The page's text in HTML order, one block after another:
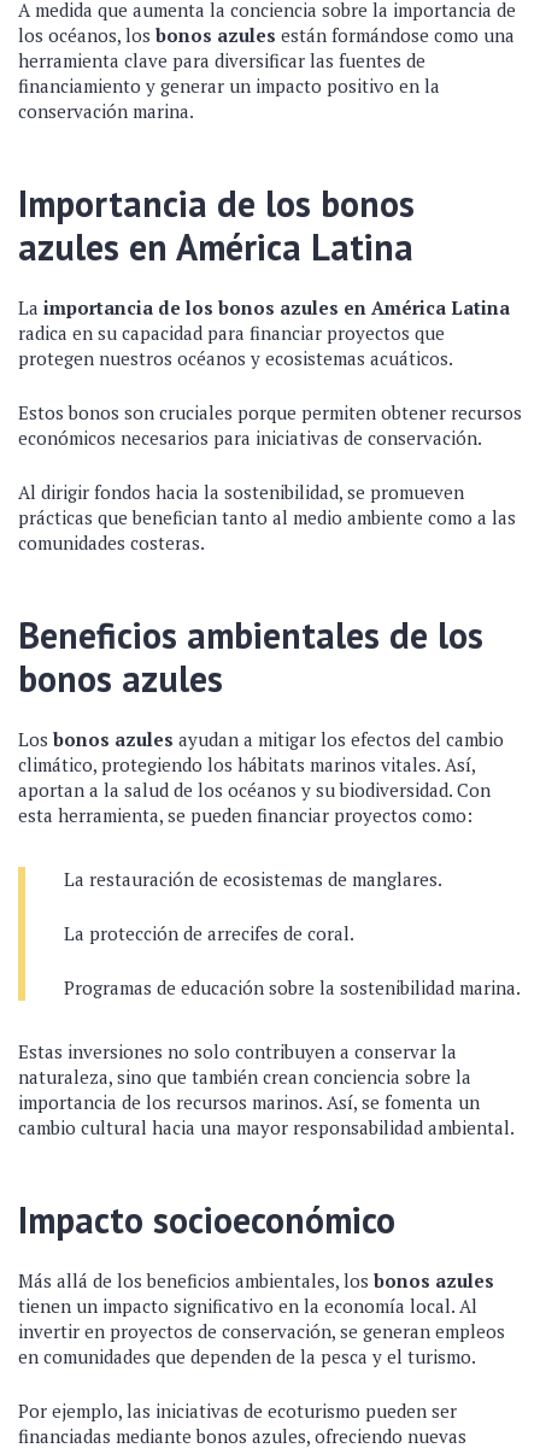
A medida que aumenta la conciencia sobre la importancia de
los océanos, los bonos azules están formándose como una
herramienta clave para diversificar las fuentes de
financiamiento y generar un impacto positivo en la
conservación marina.
Importancia de los bonos
azules en América Latina
La importancia de los bonos azules en América Latina
radica en su capacidad para financiar proyectos que
protegen nuestros océanos y ecosistemas acuáticos.
Estos bonos son cruciales porque permiten obtener recursos
económicos necesarios para iniciativas de conservación.
Al dirigir fondos hacia la sostenibilidad, se promueven
prácticas que benefician tanto al medio ambiente como a las
comunidades costeras.
Beneficios ambientales de los
bonos azules
Los bonos azules ayudan a mitigar los efectos del cambio
climático, protegiendo los hábitats marinos vitales. Así,
aportan a la salud de los océanos y su biodiversidad. Con
esta herramienta, se pueden financiar proyectos como:
La restauración de ecosistemas de manglares.
La protección de arrecifes de coral.
Programas de educación sobre la sostenibilidad marina.
Estas inversiones no solo contribuyen a conservar la
naturaleza, sino que también crean conciencia sobre la
importancia de los recursos marinos. Así, se fomenta un
cambio cultural hacia una mayor responsabilidad ambiental.
Impacto socioeconómico
Más allá de los beneficios ambientales, los bonos azules
tienen un impacto significativo en la economía local. Al
invertir en proyectos de conservación, se generan empleos
en comunidades que dependen de la pesca y el turismo.
Por ejemplo, las iniciativas de ecoturismo pueden ser
financiadas mediante bonos azules, ofreciendo nuevas